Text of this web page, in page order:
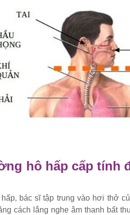
hô hấp cấp tính
bác sĩ tập trung vào hơi thở
cách lắng nghe âm thanh bất